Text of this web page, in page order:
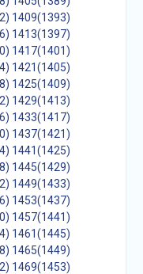
1409(1393)
1413(1397)
1417(1401)
1421(1405)
1425(1409)
1429(1413)
1433(1417)
1437(1421)
1441(1425)
1445(1429)
1449(1433)
1453(1437)
1457(1441)
1461(1445)
1465(1449)
1469(1453)